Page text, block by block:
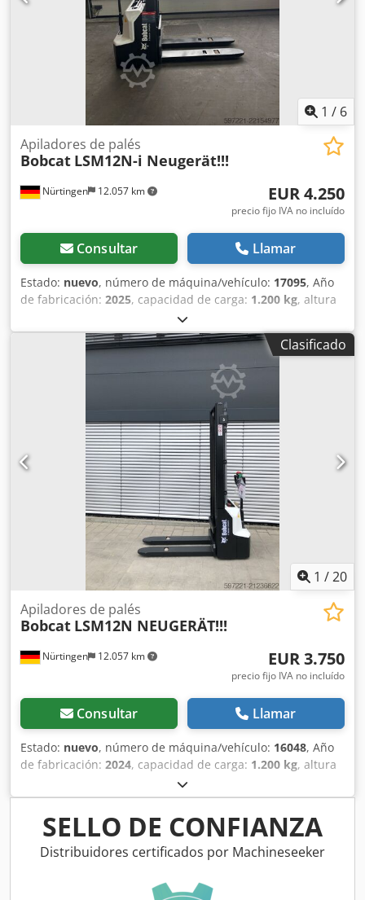
1 / 6
Nürtingen 12.057 km
Apiladores de palés
Bobcat LSM12N-i Neugerät!!!
EUR 4.250
precio fijo IVA no incluído
Consultar Llamar
Estado: nuevo, número de máquina/vehículo: 17095, Año
de fabricación: 2025, capacidad de carga: 1.200 kg, altura
, centro de carga:
combustible:eléctrico, tipo de mástil:Simplex, altura de
construcción:1.970 mm, voltaje de la batería: 24 V,
longitud de la horquilla: 1.150 mm , peso total:665 kg
5180321 Crsdpfx Aszfd Dbefuof Número de serie: OBWNR-
000081 Especificaciones de la batería: 24 V, 60 Ah
Clasificado
1 /20
Nürtingen 12.057 km
Apiladores de palés
Bobcat LSM12N NEUGERÄT!!!
EUR 3.750
precio fijo IVA no incluído
Consultar Llamar
Estado: nuevo, número de máquina/vehículo: 16048, Año
de fabricación: 2024, capacidad de carga: 1.200 kg, altura
, centro de carga:
combustible:eléctrico, tipo de mástil:Simplex, altura de
construcción:
2.080 mm, voltaje de la batería:24 V,
longitud de la horquilla:1.150 mm, peso total:576 kg,
5076939 Cjdpfeykc Rrex Afusrf Número de serie: OBWNL-
SELLO DE CONFIANZA
Distribuidores certificados por Machineseeker